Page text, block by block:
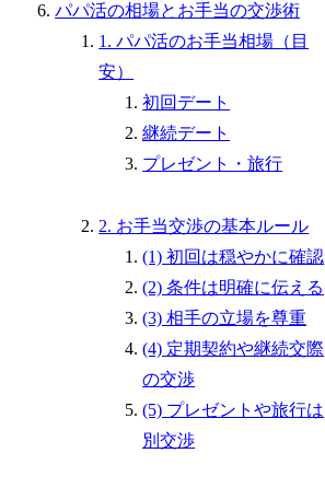
パパ活の相場とお手当の交渉術
1. パパ活のお手当相場（目
安）
初回デート
継続デート
プレゼント・旅行
2. お手当交渉の基本ルール
(1) 初回は穏やかに確認
(2) 条件は明確に伝える
(3) 相手の立場を尊重
(4) 定期契約や継続交際
の交渉
(5) プレゼントや旅行は
別交渉